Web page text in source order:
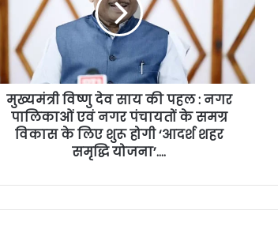
मुख्यमंत्री विष्णु देव साय की पहल : नगर
पालिकाओं एवं नगर पंचायतों के समग्र
विकास के लिए शुरू होगी ‘आदर्श शहर
समृद्धि योजना’….